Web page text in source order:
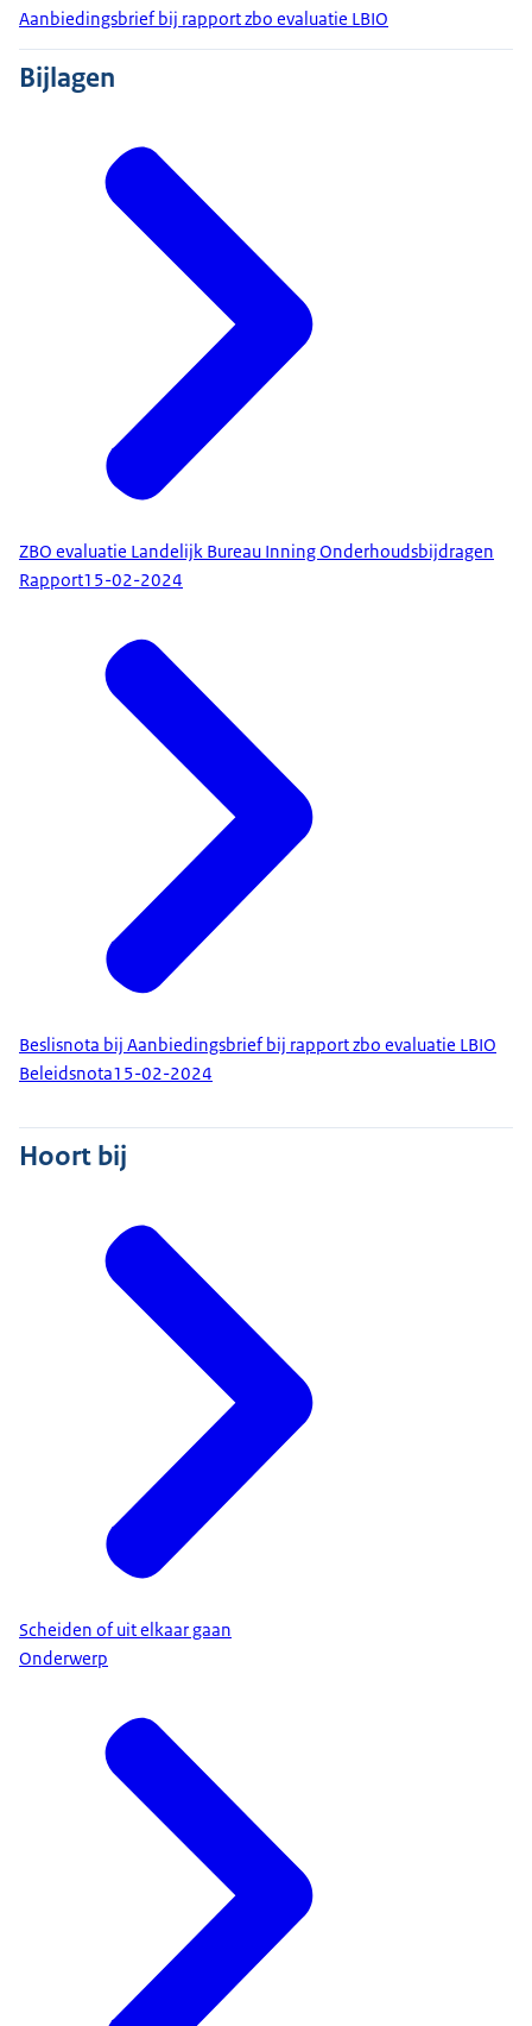
Aanbiedingsbrief bij rapport zbo evaluatie LBIO
Bijlagen
ZBO evaluatie Landelijk Bureau Inning Onderhoudsbijdragen
Rapport15-02-2024
Beslisnota bij Aanbiedingsbrief bij rapport zbo evaluatie LBIO
Beleidsnota15-02-2024
Hoort bij
Scheiden of uit elkaar gaan
Onderwerp